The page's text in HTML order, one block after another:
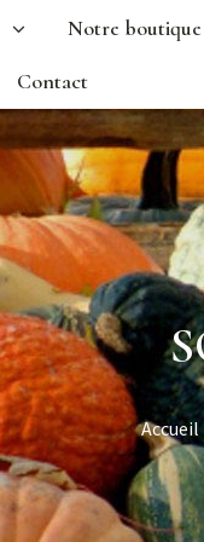
Notre boutique
Contact
Accueil